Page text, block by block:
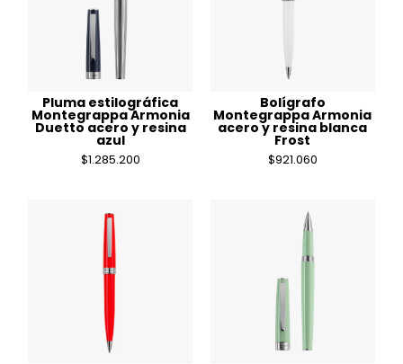
Pluma estilográfica
Montegrappa Armonia
Duetto acero y resina
azul
$1.285.200
Bolígrafo
Montegrappa Armonia
acero y resina blanca
Frost
$921.060